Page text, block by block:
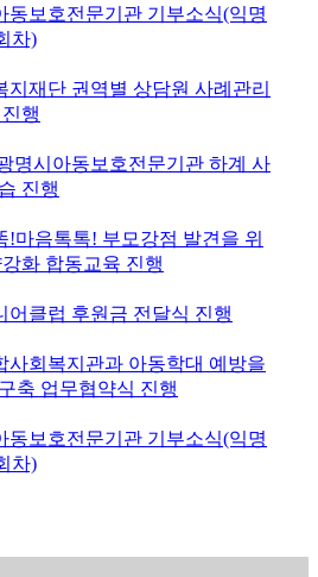
동보호전문기관 기부소식(익명
차)
지재단 권역별 상담원 사례관리
행
명시아동보호전문기관 하계 사
진행
!마음톡톡! 부모강점 발견을 위
화 합동교육 진행
어클럽 후원금 전달식 진행
사회복지관과 아동학대 예방을
축 업무협약식 진행
동보호전문기관 기부소식(익명
차)